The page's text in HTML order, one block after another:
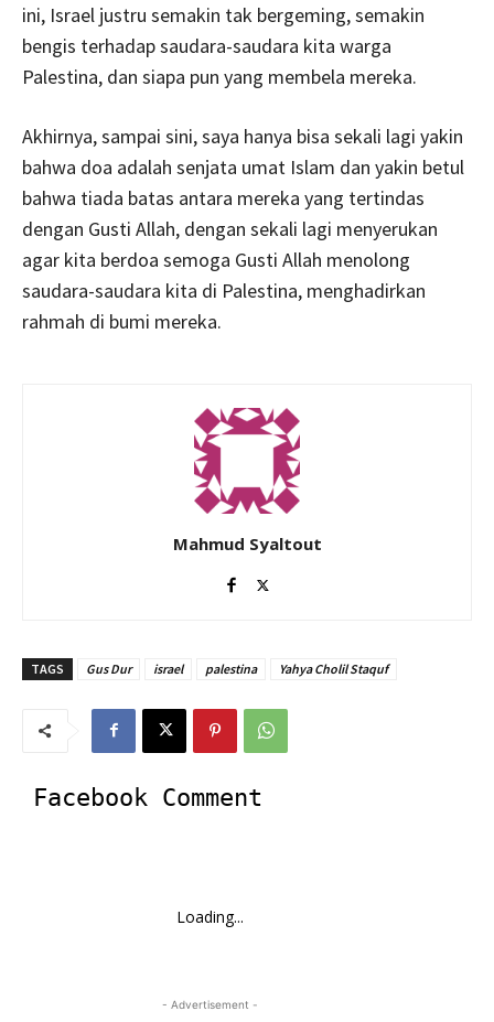
ini, Israel justru semakin tak bergeming, semakin
bengis terhadap saudara-saudara kita warga
Palestina, dan siapa pun yang membela mereka.
Akhirnya, sampai sini, saya hanya bisa sekali lagi yakin
bahwa doa adalah senjata umat Islam dan yakin betul
bahwa tiada batas antara mereka yang tertindas
dengan Gusti Allah, dengan sekali lagi menyerukan
agar kita berdoa semoga Gusti Allah menolong
saudara-saudara kita di Palestina, menghadirkan
rahmah di bumi mereka.
Mahmud Syaltout
TAGS Gus Dur israel palestina Yahya Cholil Staquf
Facebook Comment
Loading...
- Advertisement -